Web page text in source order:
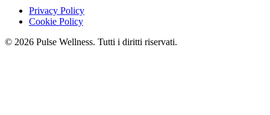
Privacy Policy
Cookie Policy
© 2026 Pulse Wellness. Tutti i diritti riservati.